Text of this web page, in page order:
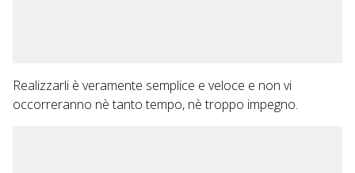
Realizzarli è veramente semplice e veloce e non vi
occorreranno nè tanto tempo, nè troppo impegno.